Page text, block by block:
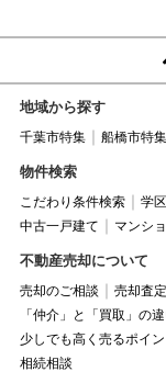
地域から探す
千葉市特集 船橋市特集
物件検索
こだわり条件検索 学
中古一戸建て
マンシ
不動産売却について
売却のご相談 売却査定
「仲介」と「買取」の
少しでも高く売るポイン
相続相談